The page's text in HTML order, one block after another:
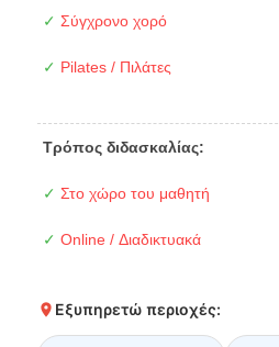
✓ Σύγχρονο χορό
✓ Pilates / Πιλάτες
Τρόπος διδασκαλίας:
✓ Στο χώρο του μαθητή
✓ Online / Διαδικτυακά
Εξυπηρετώ περιοχές: